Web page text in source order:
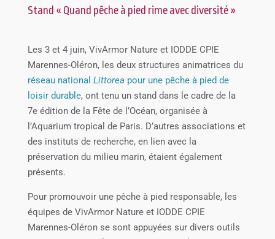
Stand « Quand pêche à pied rime avec diversité »
Les 3 et 4 juin, VivArmor Nature et IODDE CPIE
Marennes-Oléron, les deux structures animatrices du
réseau national Littorea pour une pêche à pied de
loisir durable, ont tenu un stand dans le cadre de la
7e édition de la Fête de l’Océan, organisée à
l’Aquarium tropical de Paris. D’autres associations et
des instituts de recherche, en lien avec la
préservation du milieu marin, étaient également
présents.
Pour promouvoir une pêche à pied responsable, les
équipes de VivArmor Nature et IODDE CPIE
Marennes-Oléron se sont appuyées sur divers outils